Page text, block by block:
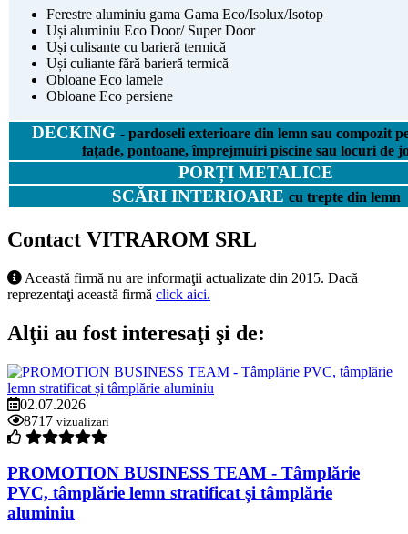
Ferestre aluminiu gama Gama Eco/Isolux/Isotop
Uși aluminiu Eco Door/ Super Door
Uși culisante cu barieră termică
Uși culiante fără barieră termică
Obloane Eco lamele
Obloane Eco persiene
DECKING - pardoseli exterioare din lemn sau compozit
fațade, pontoane, împrejmuiri piscine sau locuri de
PORȚI METALICE
SCĂRI INTERIOARE cu trepte din lemn
Contact VITRAROM SRL
Această firmă nu are informaţii actualizate din 2015. Dacă
reprezentaţi această firmă click aici.
Alţii au fost interesaţi şi de:
02.07.2026
8717 vizualizari
PROMOTION BUSINESS TEAM - Tâmplărie
PVC, tâmplărie lemn stratificat și tâmplărie
aluminiu